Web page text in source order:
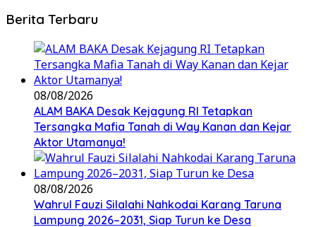
Berita Terbaru
08/08/2026
ALAM BAKA Desak Kejagung RI Tetapkan
Tersangka Mafia Tanah di Way Kanan dan Kejar
Aktor Utamanya!
08/08/2026
Wahrul Fauzi Silalahi Nahkodai Karang Taruna
Lampung 2026–2031, Siap Turun ke Desa